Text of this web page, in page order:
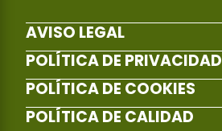
AVISO LEGAL
POLÍTICA DE PRIVACIDAD
POLÍTICA DE COOKIES
POLÍTICA DE CALIDAD